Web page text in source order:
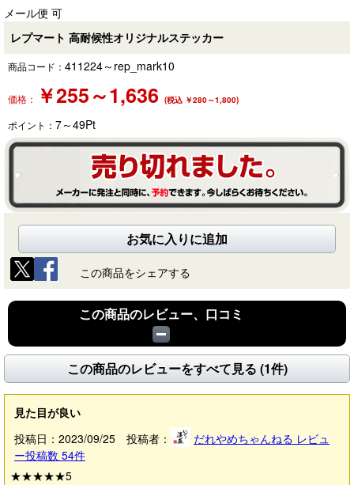
メール便 可
レプマート 高耐候性オリジナルステッカー
商品コード： 411224～rep_mark10
価格： ￥255～1,636 (税込 ￥280～1,800)
ポイント： 7～49Pt
お気に入りに追加
この商品をシェアする
この商品のレビュー、口コミ
この商品のレビューをすべて見る (1件)
見た目が良い
投稿日：2023/09/25 投稿者：
だれやめちゃんねる レビュ
ー投稿数 54件
★★★★★5